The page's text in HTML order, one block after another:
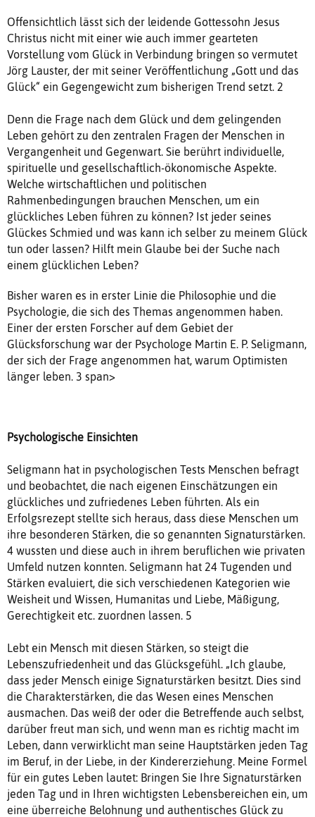
Offensichtlich lässt sich der leidende Gottessohn Jesus
Christus nicht mit einer wie auch immer gearteten
Vorstellung vom Glück in Verbindung bringen so vermutet
Jörg Lauster, der mit seiner Veröffentlichung „Gott und das
Glück“ ein Gegengewicht zum bisherigen Trend setzt. 2
Denn die Frage nach dem Glück und dem gelingenden
Leben gehört zu den zentralen Fragen der Menschen in
Vergangenheit und Gegenwart. Sie berührt individuelle,
spirituelle und gesellschaftlich-ökonomische Aspekte.
Welche wirtschaftlichen und politischen
Rahmenbedingungen brauchen Menschen, um ein
glückliches Leben führen zu können? Ist jeder seines
Glückes Schmied und was kann ich selber zu meinem Glück
tun oder lassen? Hilft mein Glaube bei der Suche nach
einem glücklichen Leben?
Bisher waren es in erster Linie die Philosophie und die
Psychologie, die sich des Themas angenommen haben.
Einer der ersten Forscher auf dem Gebiet der
Glücksforschung war der Psychologe Martin E. P. Seligmann,
der sich der Frage angenommen hat, warum Optimisten
länger leben. 3 span>
Psychologische Einsichten
Seligmann hat in psychologischen Tests Menschen befragt
und beobachtet, die nach eigenen Einschätzungen ein
glückliches und zufriedenes Leben führten. Als ein
Erfolgsrezept stellte sich heraus, dass diese Menschen um
ihre besonderen Stärken, die so genannten Signaturstärken.
4 wussten und diese auch in ihrem beruflichen wie privaten
Umfeld nutzen konnten. Seligmann hat 24 Tugenden und
Stärken evaluiert, die sich verschiedenen Kategorien wie
Weisheit und Wissen, Humanitas und Liebe, Mäßigung,
Gerechtigkeit etc. zuordnen lassen. 5
Lebt ein Mensch mit diesen Stärken, so steigt die
Lebenszufriedenheit und das Glücksgefühl. „Ich glaube,
dass jeder Mensch einige Signaturstärken besitzt. Dies sind
die Charakterstärken, die das Wesen eines Menschen
ausmachen. Das weiß der oder die Betreffende auch selbst,
darüber freut man sich, und wenn man es richtig macht im
Leben, dann verwirklicht man seine Hauptstärken jeden Tag
im Beruf, in der Liebe, in der Kindererziehung. Meine Formel
für ein gutes Leben lautet: Bringen Sie Ihre Signaturstärken
jeden Tag und in Ihren wichtigsten Lebensbereichen ein, um
eine überreiche Belohnung und authentisches Glück zu